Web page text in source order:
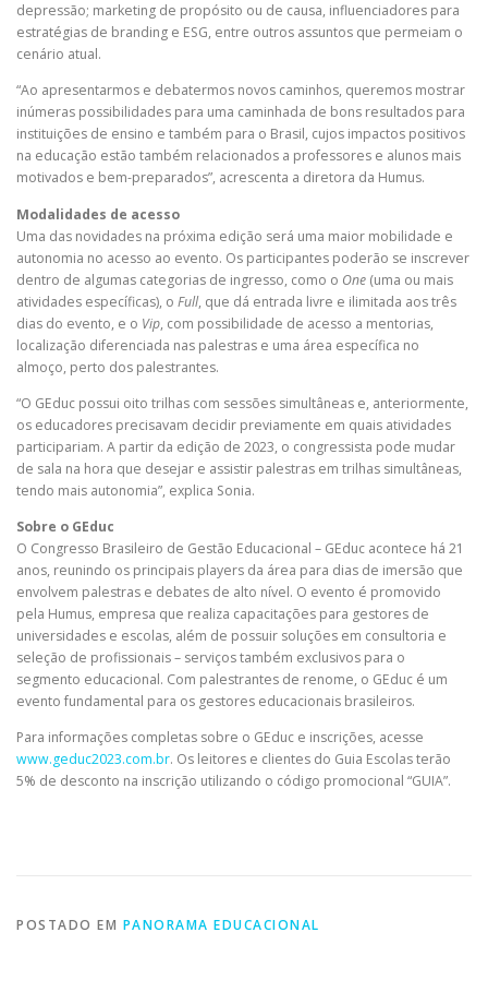
depressão; marketing de propósito ou de causa, influenciadores para
estratégias de branding e ESG, entre outros assuntos que permeiam o
cenário atual.
“Ao apresentarmos e debatermos novos caminhos, queremos mostrar
inúmeras possibilidades para uma caminhada de bons resultados para
instituições de ensino e também para o Brasil, cujos impactos positivos
na educação estão também relacionados a professores e alunos mais
motivados e bem-preparados”, acrescenta a diretora da Humus.
Modalidades de acesso
Uma das novidades na próxima edição será uma maior mobilidade e
autonomia no acesso ao evento. Os participantes poderão se inscrever
dentro de algumas categorias de ingresso, como o One (uma ou mais
atividades específicas), o Full, que dá entrada livre e ilimitada aos três
dias do evento, e o Vip, com possibilidade de acesso a mentorias,
localização diferenciada nas palestras e uma área específica no
almoço, perto dos palestrantes.
“O GEduc possui oito trilhas com sessões simultâneas e, anteriormente,
os educadores precisavam decidir previamente em quais atividades
participariam. A partir da edição de 2023, o congressista pode mudar
de sala na hora que desejar e assistir palestras em trilhas simultâneas,
tendo mais autonomia”, explica Sonia.
Sobre o GEduc
O Congresso Brasileiro de Gestão Educacional – GEduc acontece há 21
anos, reunindo os principais players da área para dias de imersão que
envolvem palestras e debates de alto nível. O evento é promovido
pela Humus, empresa que realiza capacitações para gestores de
universidades e escolas, além de possuir soluções em consultoria e
seleção de profissionais – serviços também exclusivos para o
segmento educacional. Com palestrantes de renome, o GEduc é um
evento fundamental para os gestores educacionais brasileiros.
Para informações completas sobre o GEduc e inscrições, acesse
www.geduc2023.com.br. Os leitores e clientes do Guia Escolas terão
5% de desconto na inscrição utilizando o código promocional “GUIA”.
POSTADO EM PANORAMA EDUCACIONAL